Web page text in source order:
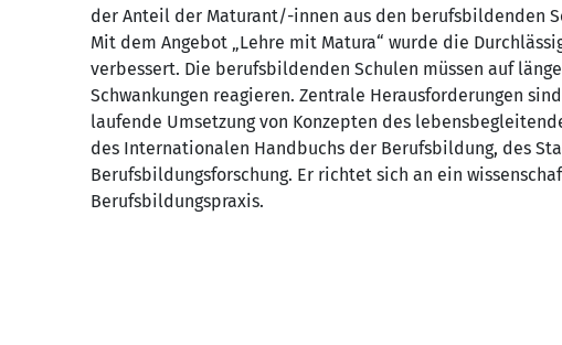
der Anteil der Maturant/-innen aus den berufsbildenden
Mit dem Angebot „Lehre mit Matura“ wurde die
verbessert. Die berufsbildenden Schulen müssen auf
Schwankungen reagieren. Zentrale Herausforderungen
laufende Umsetzung von Konzepten des
des Internationalen Handbuchs der Berufsbildung, des
Berufsbildungsforschung. Er richtet sich an ein
Berufsbildungspraxis.